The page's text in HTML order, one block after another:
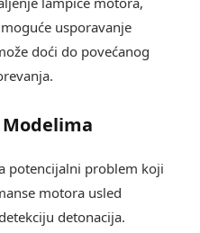
usporavanje
doći do povećanog
Modelima
potencijalni problem koji
motora usled
detonacija.